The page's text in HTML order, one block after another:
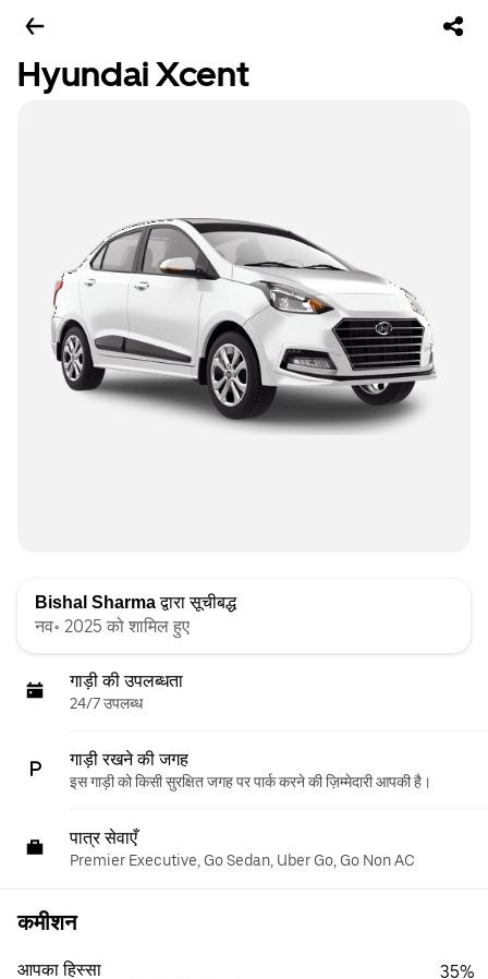
Hyundai Xcent
Bishal Sharmaद्वारा सूचीबद्ध
नव॰ 2025 को शामिल हुए
गाड़ी की उपलब्धता
24/7 उपलब्ध
गाड़ी रखने की जगह
इस गाड़ी को किसी सुरक्षित जगह पर पार्क करने की ज़िम्मेदारी आपकी है।
पात्र सेवाएँ
Premier Executive, Go Sedan, Uber Go, Go Non AC
कमीशन
आपका हिस्सा 35%